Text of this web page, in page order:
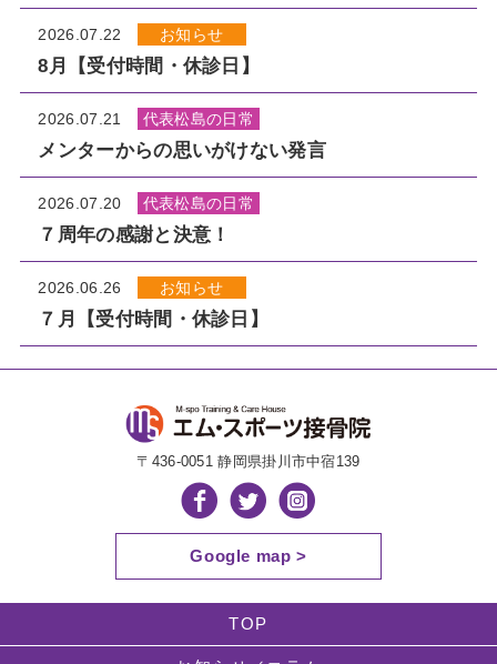
2026.07.22 お知らせ
8月【受付時間・休診日】
2026.07.21 代表松島の日常
メンターからの思いがけない発言
2026.07.20 代表松島の日常
７周年の感謝と決意！
2026.06.26 お知らせ
７月【受付時間・休診日】
〒436-0051 静岡県掛川市中宿139
Google map >
TOP